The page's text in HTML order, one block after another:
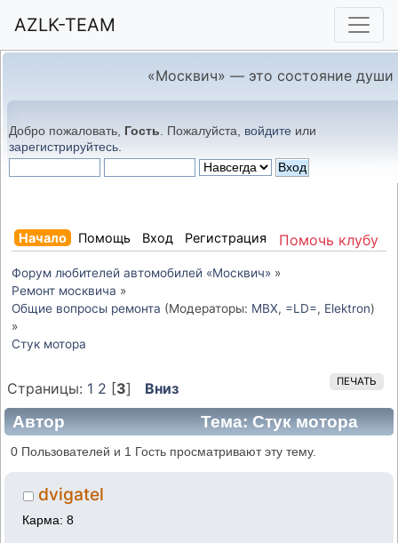
AZLK-TEAM
«Москвич» — это состояние души
Добро пожаловать, Гость . Пожалуйста, войдите или
зарегистрируйтесь
Помочь клубу
Начало Помощь Вход Регистрация
Форум любителей автомобилей «Москвич» »
Ремонт москвича »
Общие вопросы ремонта (Модераторы: MBX, =LD=, Elektron)
»
Стук мотора
ПЕЧАТЬ
Страницы: 1 2 [3] Вниз
Автор
Тема: Стук мотора
(Прочитано 9676 раз)
0 Пользователей и 1 Гость просматривают эту тему.
dvigatel
Карма: 8